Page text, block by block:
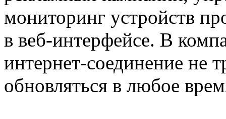
мониторинг устройств
в веб-интерфейсе. В
интернет-соединение не
обновляться в любое